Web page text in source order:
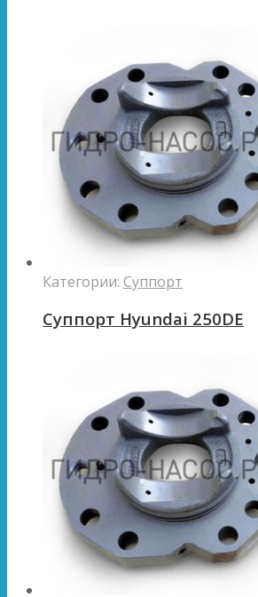
Категории: Суппорт
Суппорт Hyundai 250DE